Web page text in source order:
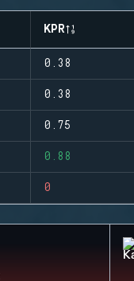
KPR
0.38
0.38
0.75
0.88
0